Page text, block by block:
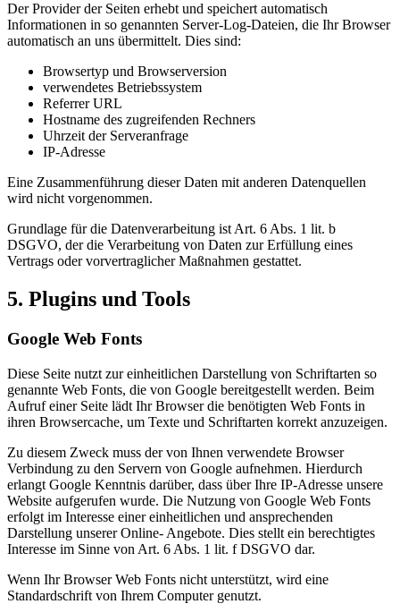
Der Provider der Seiten erhebt und speichert automatisch
Informationen in so genannten Server-Log-Dateien, die Ihr Browser
automatisch an uns übermittelt. Dies sind:
Browsertyp und Browserversion
verwendetes Betriebssystem
Referrer URL
Hostname des zugreifenden Rechners
Uhrzeit der Serveranfrage
IP-Adresse
Eine Zusammenführung dieser Daten mit anderen Datenquellen
wird nicht vorgenommen.
Grundlage für die Datenverarbeitung ist Art. 6 Abs. 1 lit. b
DSGVO, der die Verarbeitung von Daten zur Erfüllung eines
Vertrags oder vorvertraglicher Maßnahmen gestattet.
5. Plugins und Tools
Google Web Fonts
Diese Seite nutzt zur einheitlichen Darstellung von Schriftarten so
genannte Web Fonts, die von Google bereitgestellt werden. Beim
Aufruf einer Seite lädt Ihr Browser die benötigten Web Fonts in
ihren Browsercache, um Texte und Schriftarten korrekt anzuzeigen.
Zu diesem Zweck muss der von Ihnen verwendete Browser
Verbindung zu den Servern von Google aufnehmen. Hierdurch
erlangt Google Kenntnis darüber, dass über Ihre IP-Adresse unsere
Website aufgerufen wurde. Die Nutzung von Google Web Fonts
erfolgt im Interesse einer einheitlichen und ansprechenden
Darstellung unserer Online- Angebote. Dies stellt ein berechtigtes
Interesse im Sinne von Art. 6 Abs. 1 lit. f DSGVO dar.
Wenn Ihr Browser Web Fonts nicht unterstützt, wird eine
Standardschrift von Ihrem Computer genutzt.